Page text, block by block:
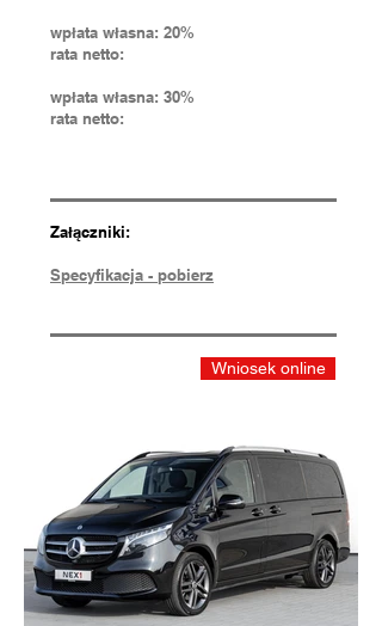
wpłata własna: 20%
rata netto:
wpłata własna: 30%
rata netto:
Załączniki:
Specyfikacja - pobierz
Wniosek online